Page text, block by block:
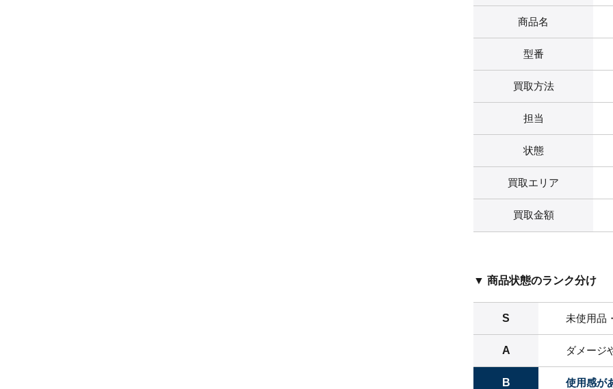
商品名
型番
買取方法
担当
状態
買取エリア
買取金額
▼ 商品状態のランク分け
S 未使用品
A ダメージ
B 使用感が